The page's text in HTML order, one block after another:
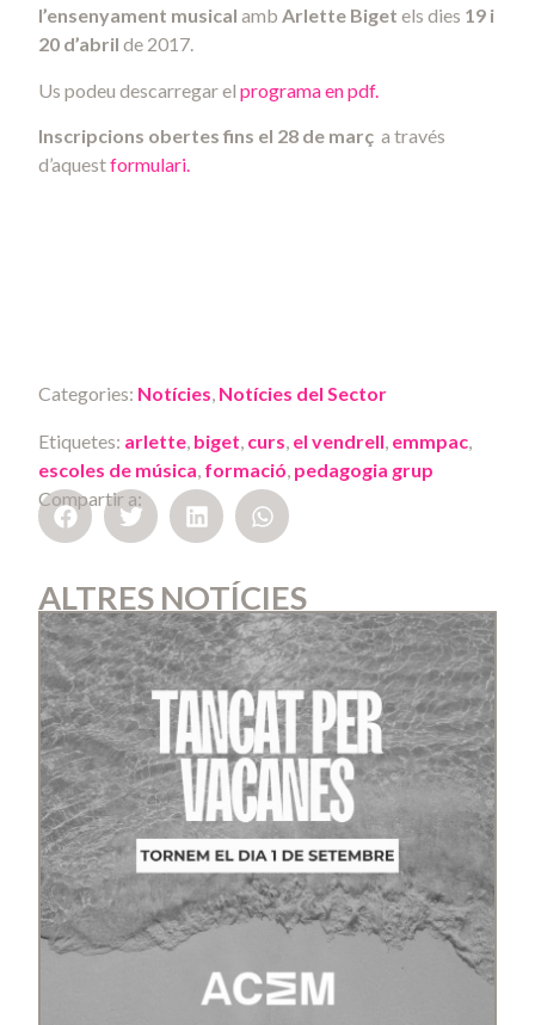
l’ensenyament musical amb Arlette Biget els dies 19 i
20 d’abril de 2017.
Us podeu descarregar el programa en pdf.
Inscripcions obertes fins el 28 de març a través
d’aquestformulari.
Categories: Notícies, Notícies del Sector
Etiquetes: arlette, biget, curs, el vendrell, emmpac,
escoles de música, formació, pedagogia grup
Compartir a:
ALTRES NOTÍCIES